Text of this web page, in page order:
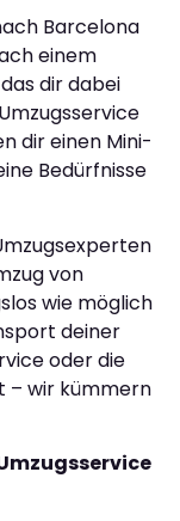
Barcelona
einem
dir dabei
dir einen Mini-
Bedürfnisse
von
wie möglich
deiner
oder die
– wir kümmern